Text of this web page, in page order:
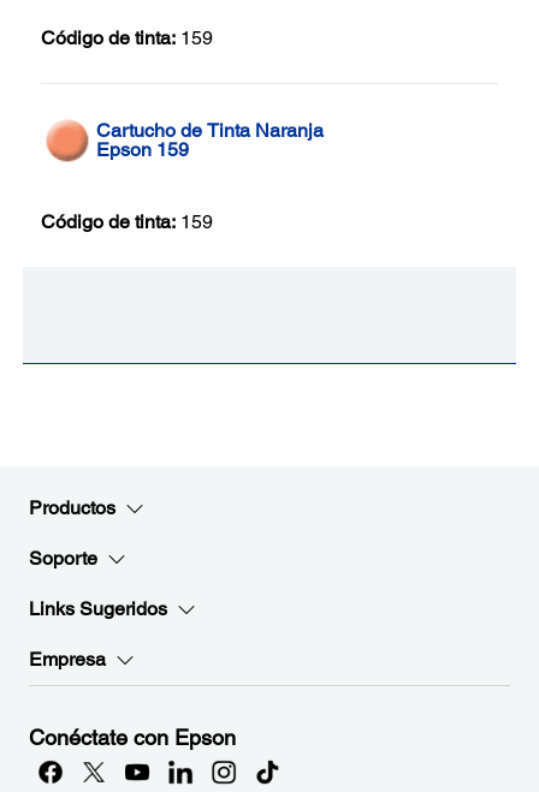
Código de tinta: 159
Cartucho de Tinta Naranja
Epson 159
Código de tinta: 159
Productos
Soporte
Links Sugeridos
Empresa
Conéctate con Epson